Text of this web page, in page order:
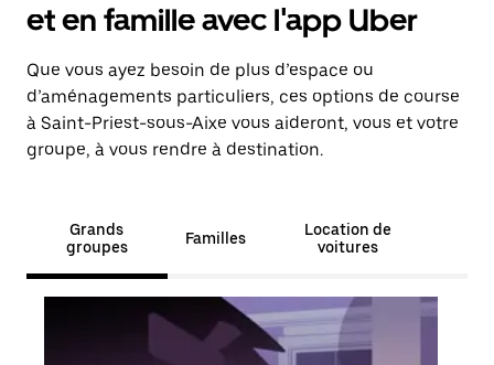
et en famille avec l'app Uber
Que vous ayez besoin de plus d’espace ou
d’aménagements particuliers, ces options de course
à Saint-Priest-sous-Aixe vous aideront, vous et votre
groupe, à vous rendre à destination.
Grands
groupes
Familles
Location de
voitures